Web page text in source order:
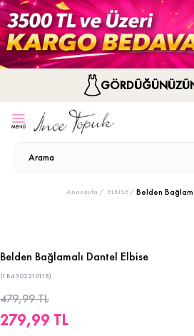
Anasayfa ELBİSE Belden
Belden Bağlamalı Dantel Elbise
(1B4302210118)
479,99 TL
279,99 TL